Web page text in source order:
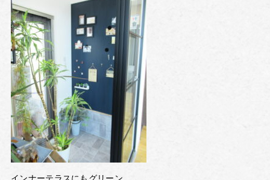
インナーテラスにもグリーン